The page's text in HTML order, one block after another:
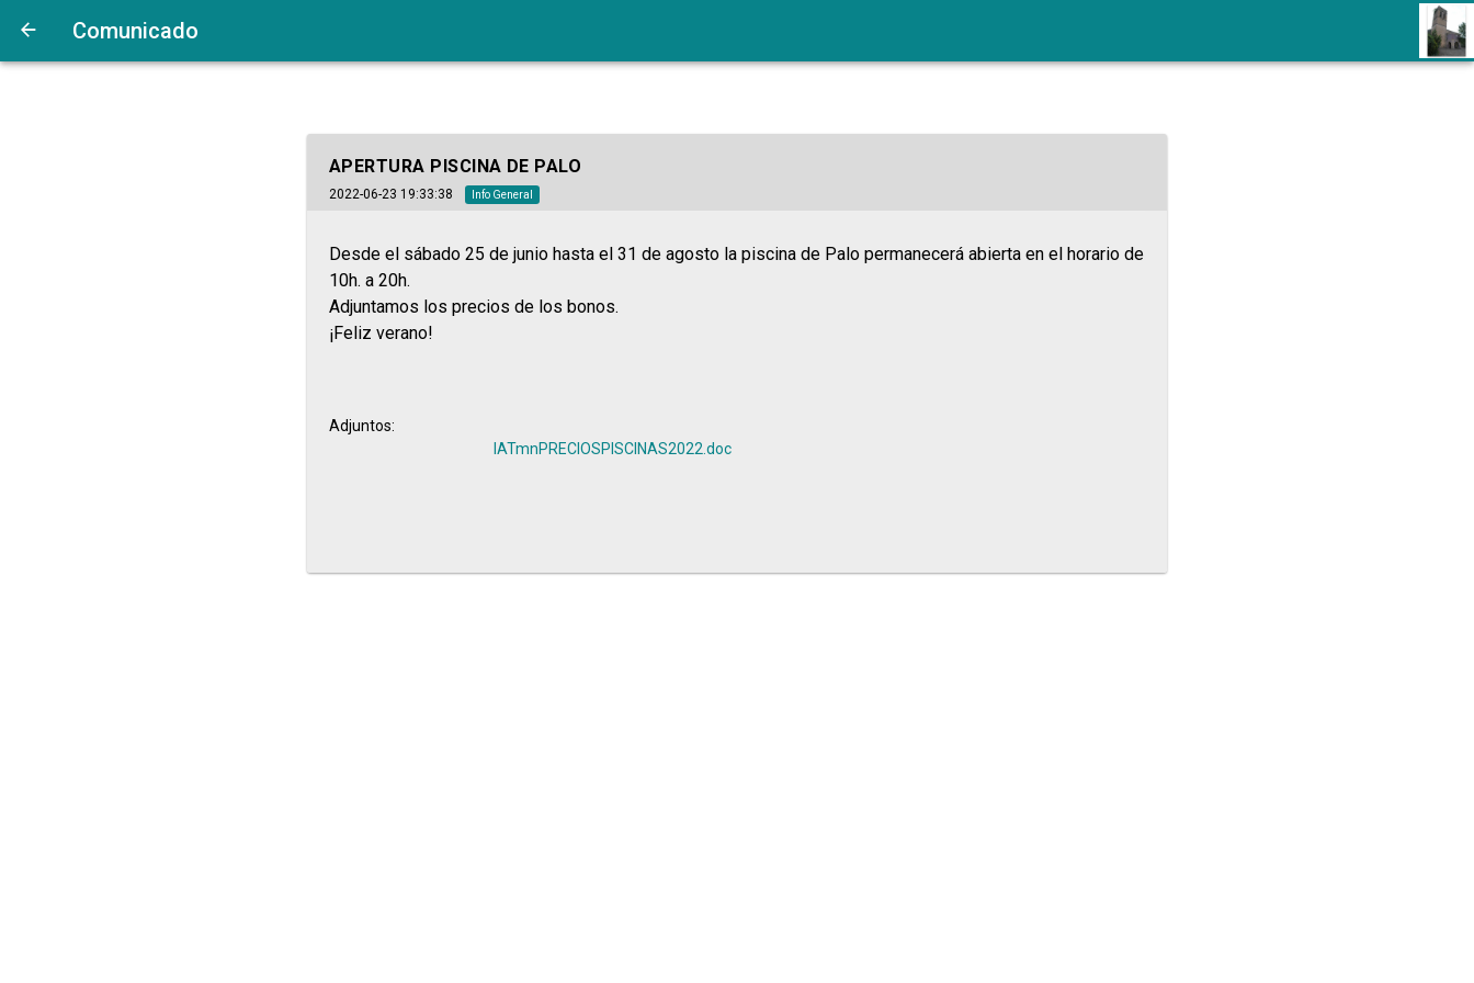
Comunicado
APERTURA PISCINA DE PALO
2022-06-23 19:33:38 Info General
Desde el sábado 25 de junio hasta el 31 de agosto la piscina de Palo permanecerá abierta en el horario de
10h. a 20h.
Adjuntamos los precios de los bonos.
¡Feliz verano!
Adjuntos:
IATmnPRECIOSPISCINAS2022.doc